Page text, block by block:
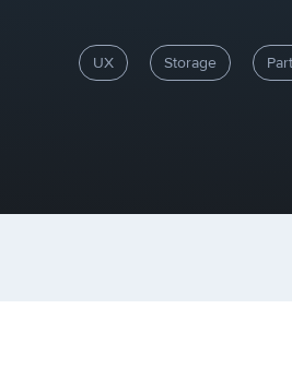
UX Storage